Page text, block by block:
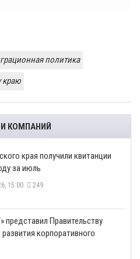
политика
краю
КОМПАНИЙ
края получили квитанции
за июль
15:00 249
представил Правительству
корпоративного